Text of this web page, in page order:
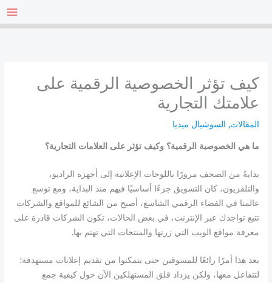
كيف تؤثر الخصوصية الرقمية على
علامتك التجارية
المقالات, السوشيال ميديا
ما هي الخصوصية الرقمية؟ وكيف تؤثر على العلامات التجارية؟
بدايةً من الصحف مرورًا باللوحات الإعلانية إلى أجهزة الراديو،
والتلفزيون، كان التسويق جزءًا أساسيًا فيهم منذ البداية، ومع توسع
عالمنا في الفضاء الرقمي الشاسع، أصبح من الشائع للمواقع والشركات
تتبع تواجدك عبر الإنترنت، في بعض الحالات، تكون الشركات قادرة على
معرفة مواقع الويب التي زرتها والمنتجات التي تهتم بها.
يعد هذا أمرًا رائعًا للمسوقين حتى يتمكنوا من تقديم إعلانات مستهدفة؛
لتتفاعل معها، ولكن يزداد قلق المستهلكين الآن حول كيفية جمع